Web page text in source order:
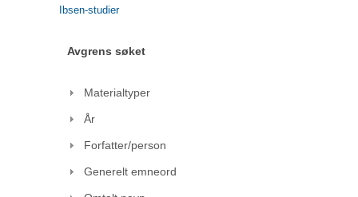
Ibsen-studier
Avgrens søket
Materialtyper
År
Forfatter/person
Generelt emneord